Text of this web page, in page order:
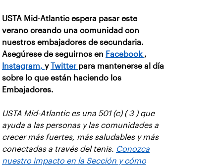
USTA Mid-Atlantic espera pasar este
verano creando una comunidad con
nuestros embajadores de secundaria.
Asegúrese de seguirnos en Facebook ,
Instagram, yTwitter para mantenerse al día
sobre lo que están haciendo los
Embajadores.
USTA Mid-Atlantic es una 501 (c) ( 3 ) que
ayuda a las personas y las comunidades a
crecer más fuertes, más saludables y más
conectadas a través del tenis. Conozca
nuestro impacto en la Sección y cómo